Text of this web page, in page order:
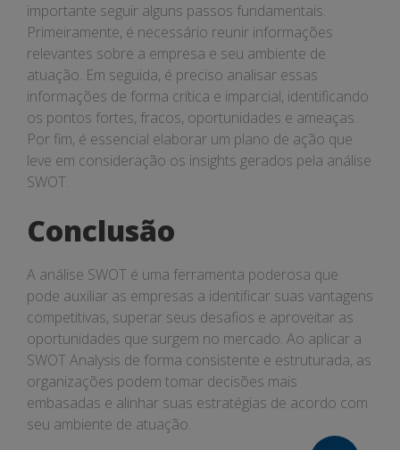
importante seguir alguns passos fundamentais.
Primeiramente, é necessário reunir informações
relevantes sobre a empresa e seu ambiente de
atuação. Em seguida, é preciso analisar essas
informações de forma crítica e imparcial, identificando
os pontos fortes, fracos, oportunidades e ameaças.
Por fim, é essencial elaborar um plano de ação que
leve em consideração os insights gerados pela análise
SWOT.
Conclusão
A análise SWOT é uma ferramenta poderosa que
pode auxiliar as empresas a identificar suas vantagens
competitivas, superar seus desafios e aproveitar as
oportunidades que surgem no mercado. Ao aplicar a
SWOT Analysis de forma consistente e estruturada, as
organizações podem tomar decisões mais
embasadas e alinhar suas estratégias de acordo com
seu ambiente de atuação.